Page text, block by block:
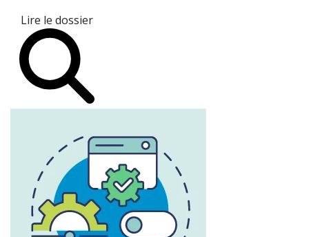
Lire le dossier